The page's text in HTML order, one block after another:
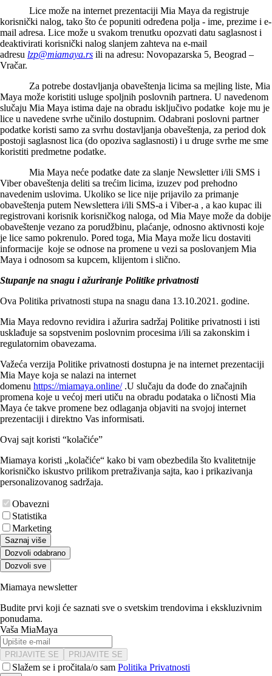
Lice može na internet prezentaciji Mia Maya da registruje
korisnički nalog, tako što će popuniti određena polja - ime, prezime i e-
mail adresa. Lice može u svakom trenutku opozvati datu saglasnost i
deaktivirati korisnički nalog slanjem zahteva na e-mail
adresu lzp@miamaya.rs ili na adresu: Novopazarska 5, Beograd –
Vračar.
Za potrebe dostavljanja obaveštenja licima sa mejling liste, Mia
Maya može koristiti usluge spoljnih poslovnih partnera. U navedenom
slučaju Mia Maya istima daje na obradu isključivo podatke koje mu je
lice u navedene svrhe učinilo dostupnim. Odabrani poslovni partner
podatke koristi samo za svrhu dostavljanja obaveštenja, za period dok
postoji saglasnost lica (do opoziva saglasnosti) i u druge svrhe me sme
koristiti predmetne podatke.
Mia Maya neće podatke date za slanje Newsletter i/ili SMS i
Viber obaveštenja deliti sa trećim licima, izuzev pod prehodno
navedenim uslovima. Ukoliko se lice nije prijavilo za primanje
obaveštenja putem Newslettera i/ili SMS-a i Viber-a , a kao kupac ili
registrovani korisnik korisničkog naloga, od Mia Maye može da dobije
obaveštenje vezano za porudžbinu, plaćanje, odnosno aktivnosti koje
je lice samo pokrenulo. Pored toga, Mia Maya može licu dostaviti
informacije koje se odnose na promene u vezi sa poslovanjem Mia
Maya i odnosom sa kupcem, klijentom i slično.
Stupanje na snagu i ažuriranje Politike privatnosti
Ova Politika privatnosti stupa na snagu dana 13.10.2021. godine.
Mia Maya redovno revidira i ažurira sadržaj Politike privatnosti i isti
usklađuje sa sopstvenim poslovnim procesima i/ili sa zakonskim i
regulatornim obavezama.
Važeća verzija Politike privatnosti dostupna je na internet prezentaciji
Mia Maye koja se nalazi na internet
domenu https://miamaya.online/.U slučaju da dođe do značajnih
promena koje u većoj meri utiču na obradu podataka o ličnosti Mia
Maya će takve promene bez odlaganja objaviti na svojoj internet
prezentaciji i direktno Vas informisati.
Ovaj sajt koristi “kolačiće”
Miamaya koristi „kolačiće“ kako bi vam obezbedila što kvalitetnije
korisničko iskustvo prilikom pretraživanja sajta, kao i prikazivanja
personalizovanog sadržaja.
Obavezni
Statistika
Marketing
Saznaj više
Dozvoli odabrano
Dozvoli sve
Miamaya newsletter
Budite prvi koji će saznati sve o svetskim trendovima i ekskluzivnim
ponudama.
Vaša MiaMaya
PRIJAVITE SE PRIJAVITE SE
Slažem se i pročitala/o sam Politika Privatnosti